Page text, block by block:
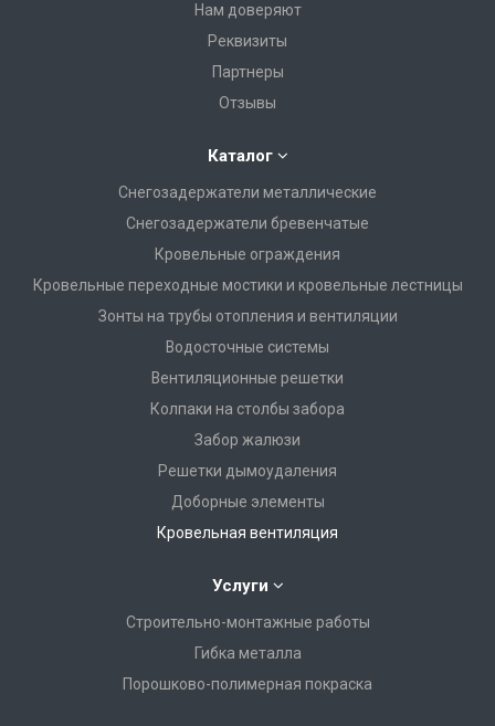
Нам доверяют
Реквизиты
Партнеры
Отзывы
Каталог
Снегозадержатели металлические
Снегозадержатели бревенчатые
Кровельные ограждения
Кровельные переходные мостики и кровельные лестницы
Зонты на трубы отопления и вентиляции
Водосточные системы
Вентиляционные решетки
Колпаки на столбы забора
Забор жалюзи
Решетки дымоудаления
Доборные элементы
Кровельная вентиляция
Услуги
Строительно-монтажные работы
Гибка металла
Порошково-полимерная покраска